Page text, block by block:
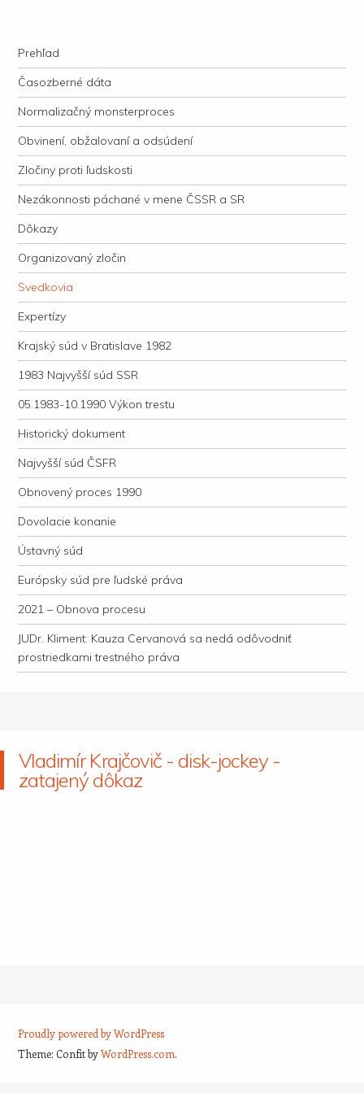
justície
Navigation
Skip to content
Prehľad
Časozberné dáta
Normalizačný monsterproces
Obvinení, obžalovaní a odsúdení
Zločiny proti ľudskosti
Nezákonnosti páchané v mene ČSSR a SR
Dôkazy
Organizovaný zločin
Svedkovia
Expertízy
Krajský súd v Bratislave 1982
1983 Najvyšší súd SSR
05.1983-10.1990 Výkon trestu
Historický dokument
Najvyšší súd ČSFR
Obnovený proces 1990
Dovolacie konanie
Ústavný súd
Európsky súd pre ľudské práva
2021 – Obnova procesu
JUDr. Kliment: Kauza Cervanová sa nedá odôvodniť
prostriedkami trestného práva
Vladimír Krajčovič - disk-jockey -
zatajený dôkaz
Proudly powered by WordPress
Theme: Confit byWordPress.com.